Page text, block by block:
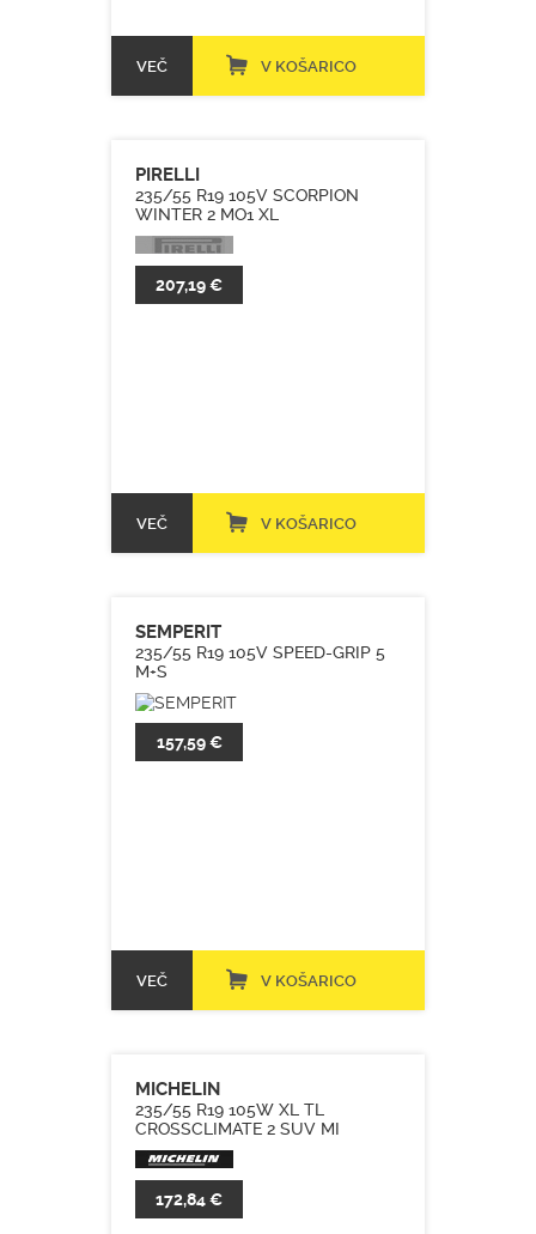
VEČ V KOŠARICO
PIRELLI
235/55 R19 105V SCORPION
WINTER 2 MO1 XL
207,19 €
VEČ V KOŠARICO
SEMPERIT
235/55 R19 105V SPEED-GRIP 5
M+S
157,59 €
VEČ V KOŠARICO
MICHELIN
235/55 R19 105W XL TL
CROSSCLIMATE 2 SUV MI
172,84 €